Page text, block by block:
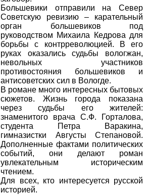
Большевики отправили на Север
Советскую ревизию – карательный
орган большевиков под
руководством Михаила Кедрова для
борьбы с контрреволюцией. В его
руках оказались судьбы вологжан,
невольных участников
противостояния большевиков и
антисоветских сил в Вологде.
В романе много интересных бытовых
сюжетов. Жизнь города показана
через судьбы его жителей:
знаменитого врача С.Ф. Горталова,
студента Петра Варакина,
гимназистки Августы Степановой.
Дополненные фактами политических
событий, они делают роман
увлекательным историческим
чтением.
Для всех, кто интересуется русской
историей.